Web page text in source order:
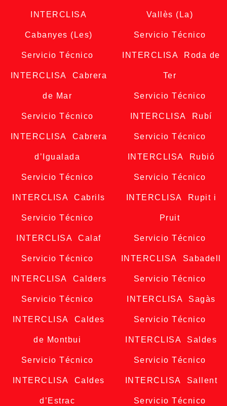
INTERCLISA
Cabanyes (Les)
Servicio Técnico
INTERCLISA Cabrera
de Mar
Servicio Técnico
INTERCLISA Cabrera
d’Igualada
Servicio Técnico
INTERCLISA Cabrils
Servicio Técnico
INTERCLISA Calaf
Servicio Técnico
INTERCLISA Calders
Servicio Técnico
INTERCLISA Caldes
de Montbui
Servicio Técnico
INTERCLISA Caldes
d’Estrac
Vallès (La)
Servicio Técnico
INTERCLISA Roda de
Ter
Servicio Técnico
INTERCLISA Rubí
Servicio Técnico
INTERCLISA Rubió
Servicio Técnico
INTERCLISA Rupit i
Pruit
Servicio Técnico
INTERCLISA Sabadell
Servicio Técnico
INTERCLISA Sagàs
Servicio Técnico
INTERCLISA Saldes
Servicio Técnico
INTERCLISA Sallent
Servicio Técnico